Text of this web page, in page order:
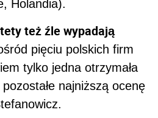
Holandia).
też źle wypadają
pięciu polskich firm
tylko jedna otrzymała
najniższą ocenę